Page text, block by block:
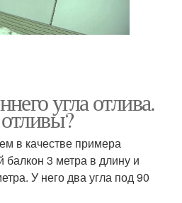
угла отлива.
в качестве примера
3 метра в длину и
У него два угла под 90